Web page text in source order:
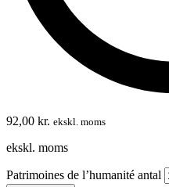
92,00 kr. ekskl. moms
ekskl. moms
Patrimoines de l’humanité antal